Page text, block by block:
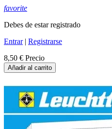
favorite
Debes de estar registrado
Entrar| Registrarse
8,50 € Precio
Añadir al carrito